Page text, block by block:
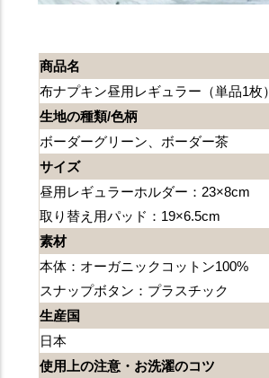
商品名
布ナプキン昼用レギュラー（単品1枚）
生地の種類/色柄
ボーダーグリーン、ボーダー茶
サイズ
昼用レギュラーホルダー：23×8cm
取り替え用パッド：19×6.5cm
素材
本体：オーガニックコットン100%
スナップボタン：プラスチック
生産国
日本
使用上の注意・お洗濯のコツ